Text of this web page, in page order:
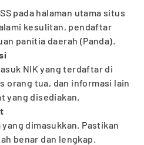
pada halaman utama situs
kesulitan, pendaftar
panitia daerah (Panda).
NIK yang terdaftar di
orang tua, dan informasi lain
yang disediakan.
dimasukkan. Pastikan
benar dan lengkap.